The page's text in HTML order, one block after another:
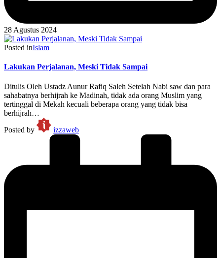
28 Agustus 2024
Posted inIslam
Lakukan Perjalanan, Meski Tidak Sampai
Ditulis Oleh Ustadz Aunur Rafiq Saleh Setelah Nabi saw dan para
sahabatnya berhijrah ke Madinah, tidak ada orang Muslim yang
tertinggal di Mekah kecuali beberapa orang yang tidak bisa
berhijrah…
Posted by
izzaweb